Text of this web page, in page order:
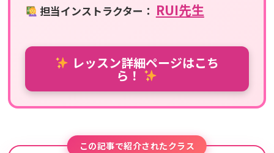
担当インストラクター： RUI先生
レッスン詳細ページはこち
ら！
この記事で紹介されたクラス